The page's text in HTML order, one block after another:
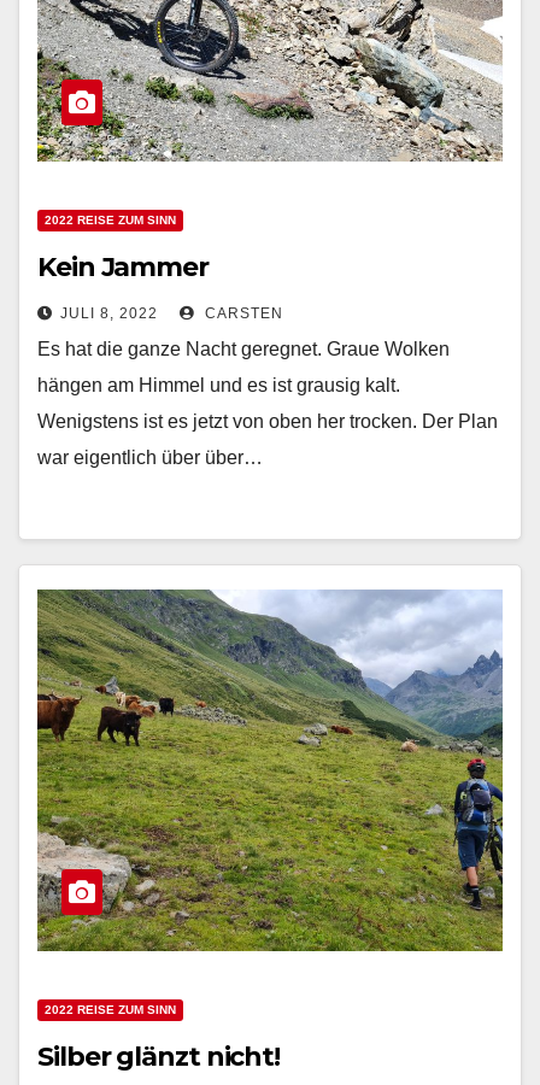
2022 REISE ZUM SINN
Kein Jammer
JULI 8, 2022 CARSTEN
Es hat die ganze Nacht geregnet. Graue Wolken
hängen am Himmel und es ist grausig kalt.
Wenigstens ist es jetzt von oben her trocken. Der Plan
war eigentlich über über…
2022 REISE ZUM SINN
Silber glänzt nicht!